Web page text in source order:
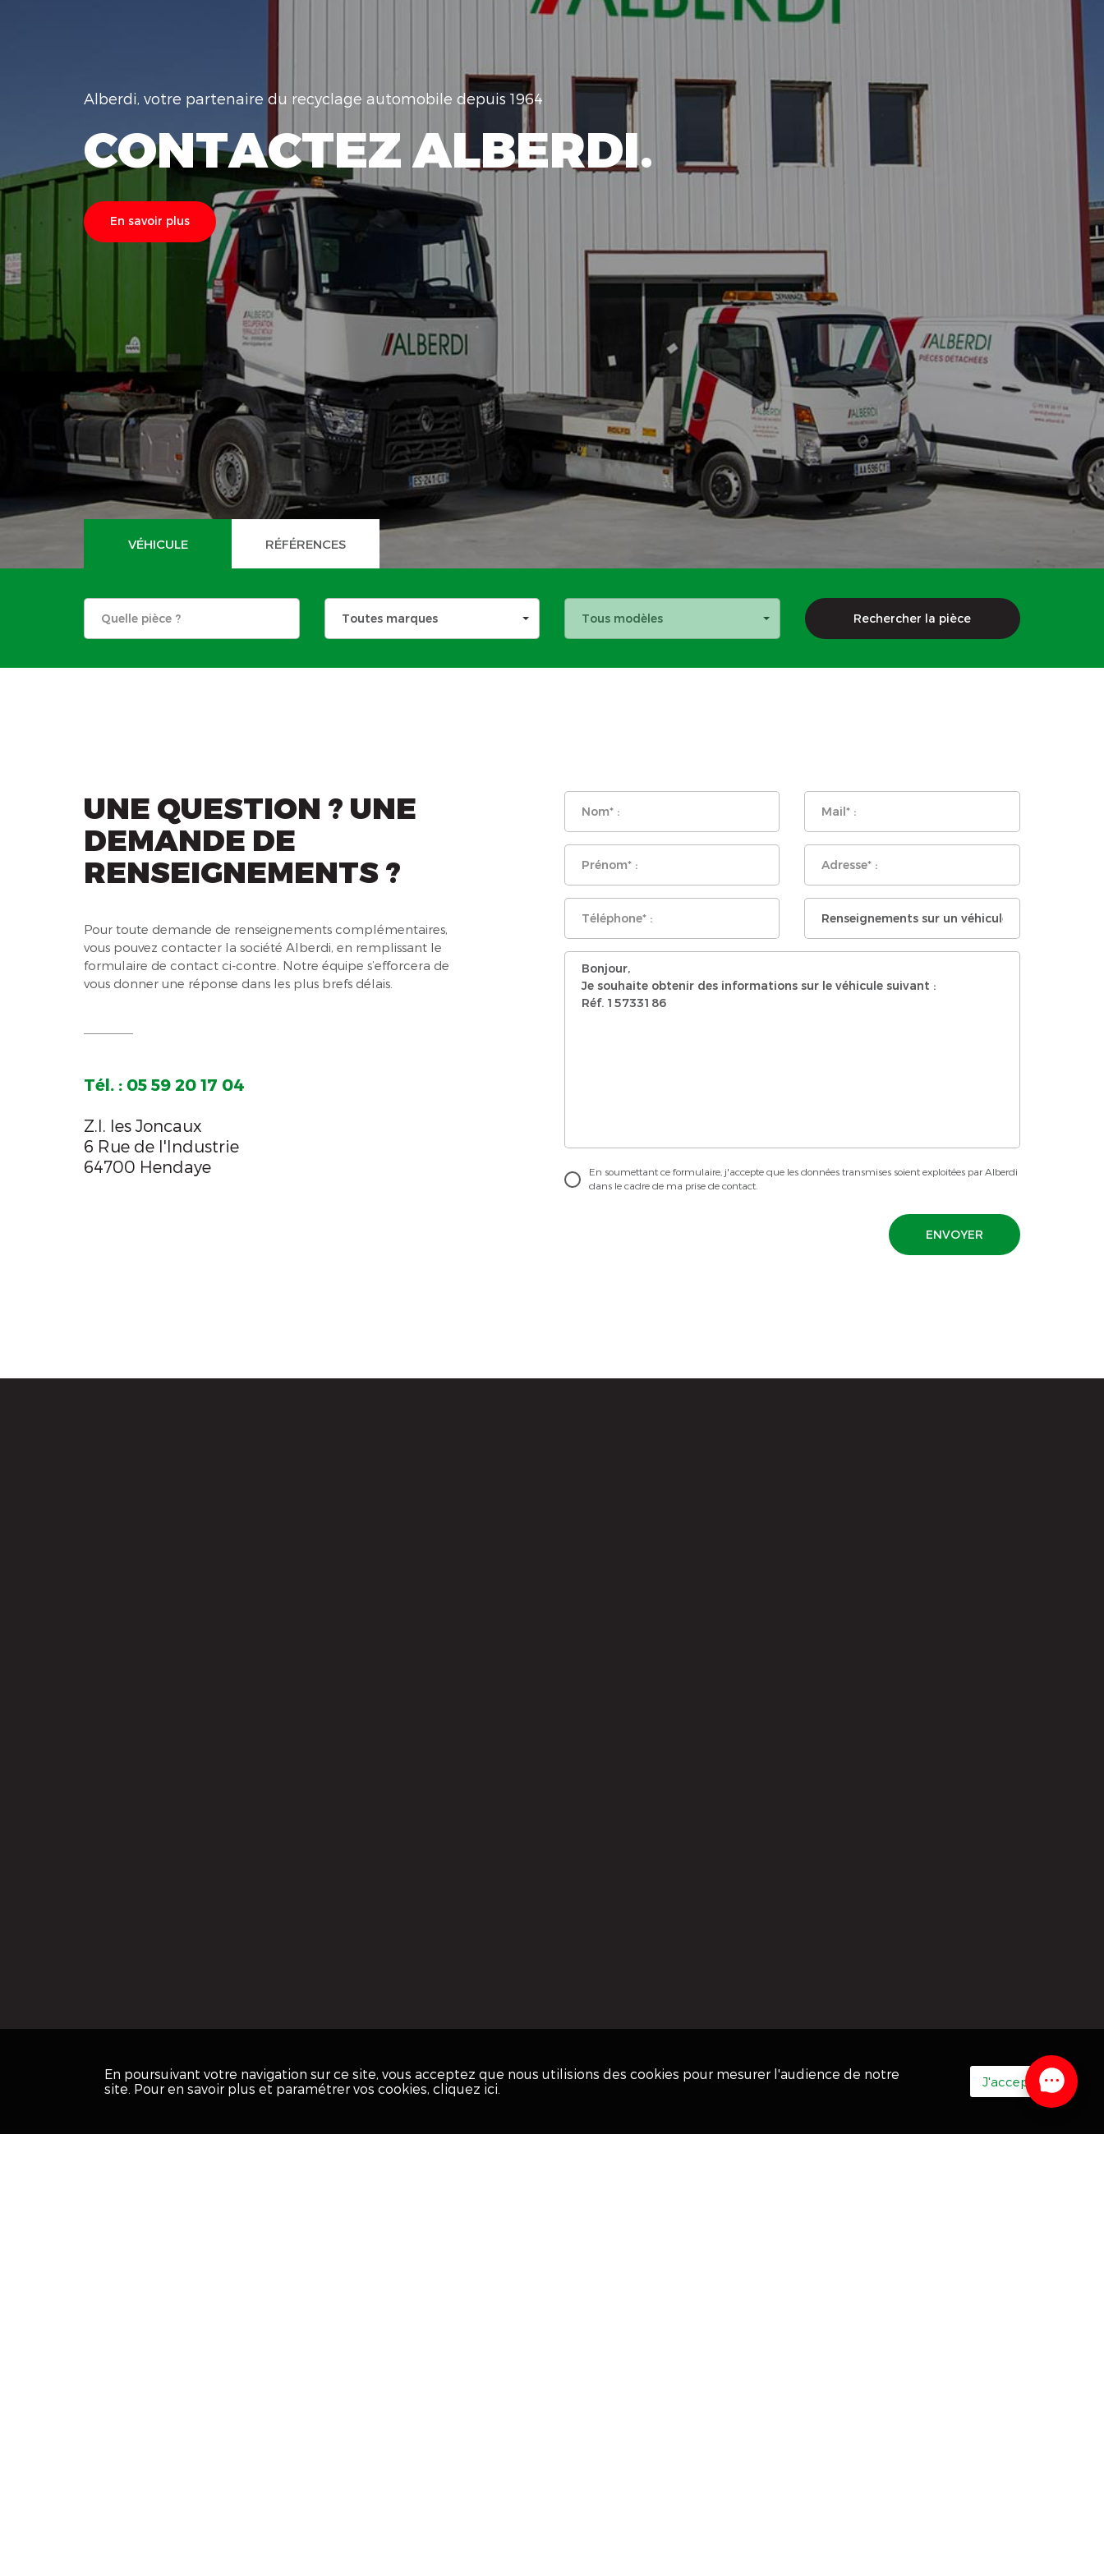
Alberdi, votre partenaire du recyclage automobile depuis 1964
CONTACTEZ ALBERDI.
En savoir plus
VÉHICULE RÉFÉRENCES
Toutes marques Tous modèles Rechercher la pièce
UNE QUESTION ? UNE
DEMANDE DE
RENSEIGNEMENTS ?
Pour toute demande de renseignements complémentaires,
vous pouvez contacter la société Alberdi, en remplissant le
formulaire de contact ci-contre. Notre équipe s’efforcera de
vous donner une réponse dans les plus brefs délais.
Tél. : 05 59 20 17 04
Z.I. les Joncaux
6 Rue de l'Industrie
64700 Hendaye
En soumettant ce formulaire, j'accepte que les données transmises soient exploitées par Alberdi
dans le cadre de ma prise de contact.
ENVOYER
En poursuivant votre navigation sur ce site, vous acceptez que nous utilisions des cookies pour mesurer l'audience de notre
site. Pour en savoir plus et paramétrer vos cookies, cliquez ici J'accepte